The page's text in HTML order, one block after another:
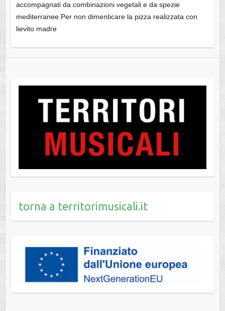
accompagnati da combinazioni vegetali e da spezie
mediterranee.Per non dimenticare la pizza realizzata con
lievito madre
torna a territorimusicali.it